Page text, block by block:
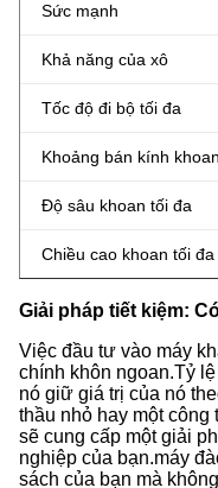
Sức mạnh
Khả năng của xô
Tốc độ đi bộ tối đa
Khoảng bán kính
Độ sâu khoan tối đa
Chiều cao khoan tối đa
Giải pháp tiết kiệm:
Việc đầu tư vào máy
chính khôn ngoan.Tỷ
nó giữ giá trị của nó
thầu nhỏ hay một
sẽ cung cấp một giải
nghiệp của bạn.máy
sách của bạn mà